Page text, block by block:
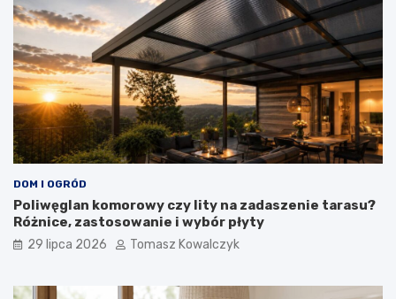
DOM I OGRÓD
Poliwęglan komorowy czy lity na zadaszenie tarasu?
Różnice, zastosowanie i wybór płyty
29 lipca 2026 Tomasz Kowalczyk